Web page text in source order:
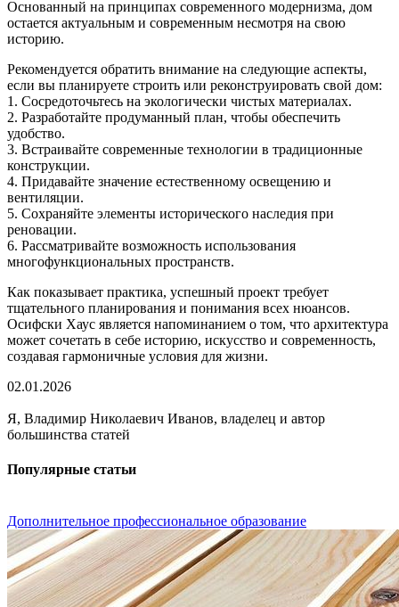
Основанный на принципах современного модернизма, дом
остается актуальным и современным несмотря на свою
историю.
Рекомендуется обратить внимание на следующие аспекты,
если вы планируете строить или реконструировать свой дом:
1. Сосредоточьтесь на экологически чистых материалах.
2. Разработайте продуманный план, чтобы обеспечить
удобство.
3. Встраивайте современные технологии в традиционные
конструкции.
4. Придавайте значение естественному освещению и
вентиляции.
5. Сохраняйте элементы исторического наследия при
реновации.
6. Рассматривайте возможность использования
многофункциональных пространств.
Как показывает практика, успешный проект требует
тщательного планирования и понимания всех нюансов.
Осифски Хаус является напоминанием о том, что архитектура
может сочетать в себе историю, искусство и современность,
создавая гармоничные условия для жизни.
02.01.2026
Я, Владимир Николаевич Иванов, владелец и автор
большинства статей
Популярные статьи
Дополнительное профессиональное образование